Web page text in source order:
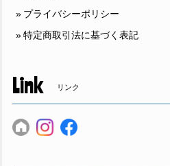
プライバシーポリシー
特定商取引法に基づく表記
Link リンク